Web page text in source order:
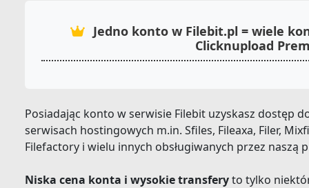
Jedno konto w Filebit.pl = wiele
Clicknupload
Posiadając konto w serwisie Filebit uzyskasz dostęp
serwisach hostingowych m.in. Sfiles, Fileaxa, Filer,
Filefactory i wielu innych obsługiwanych przez naszą
Niska cena konta i wysokie transferyto tylko